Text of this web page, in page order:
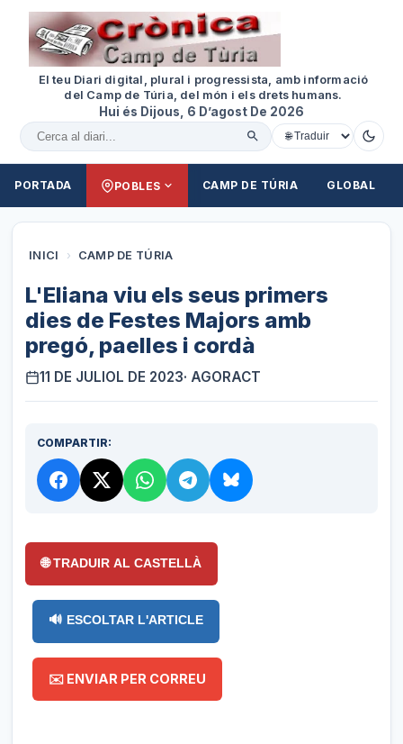
El teu Diari digital, plural i progressista, amb informació
del Camp de Túria, del món i els drets humans.
Hui és Dijous, 6 D’agost De 2026
Cercar al diari
PORTADA POBLES CAMP DE TÚRIA GLOBAL
INICI › CAMP DE TÚRIA
L'Eliana viu els seus primers
dies de Festes Majors amb
pregó, paelles i cordà
11 DE JULIOL DE 2023· AGORACT
COMPARTIR:
🌐 TRADUIR AL CASTELLÀ
🔊 ESCOLTAR L'ARTICLE
✉️ ENVIAR PER CORREU